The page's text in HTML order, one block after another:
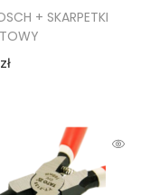
+ SKARPETKI
zł